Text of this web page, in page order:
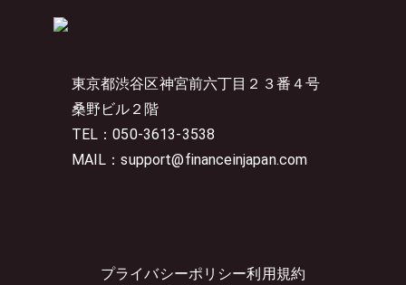
東京都渋谷区神宮前六丁目２３番４号
桑野ビル２階
TEL：050-3613-3538
MAIL：support@financeinjapan.com
プライバシーポリシー利用規約